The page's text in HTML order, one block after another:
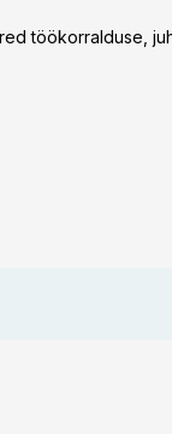
töökorralduse,